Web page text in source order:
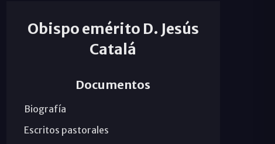
Obispo emérito D. Jesús
Catalá
Documentos
Biografía
Escritos pastorales